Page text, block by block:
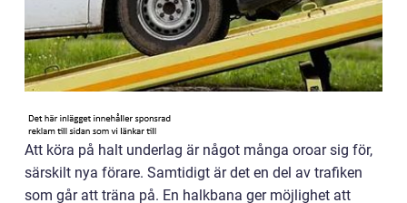
Att köra på halt underlag är något många oroar sig för,
särskilt nya förare. Samtidigt är det en del av trafiken
som går att träna på. En halkbana ger möjlighet att